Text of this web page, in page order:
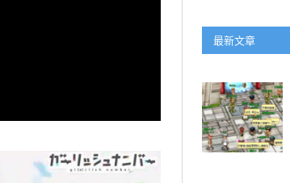
最新文章